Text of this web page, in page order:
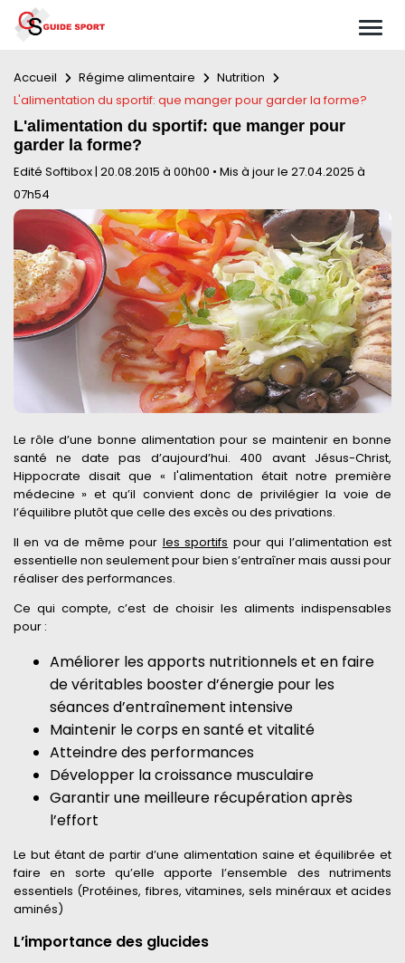
Accueil Régime alimentaire
Nutrition
L'alimentation du sportif: que manger pour garder la forme?
L'alimentation du sportif: que manger pour
garder la forme?
Edité Softibox| 20.08.2015 à 00h00 • Mis à jour le 27.04.2025 à
07h54
Le rôle d’une bonne alimentation pour se maintenir en bonne
santé ne date pas d’aujourd’hui. 400 avant Jésus-Christ,
Hippocrate disait que « l'alimentation était notre première
médecine » et qu’il convient donc de privilégier la voie de
l’équilibre plutôt que celle des excès ou des privations.
Il en va de même pour les sportifs pour qui l’alimentation est
essentielle non seulement pour bien s’entraîner mais aussi pour
réaliser des performances.
Ce qui compte, c’est de choisir les aliments indispensables
pour :
Améliorer les apports nutritionnels et en faire
de véritables booster d’énergie pour les
séances d’entraînement intensive
Maintenir le corps en santé et vitalité
Atteindre des performances
Développer la croissance musculaire
Garantir une meilleure récupération après
l’effort
Le but étant de partir d’une alimentation saine et équilibrée et
faire en sorte qu’elle apporte l’ensemble des nutriments
essentiels (Protéines, fibres, vitamines, sels minéraux et acides
aminés)
L’importance des glucides